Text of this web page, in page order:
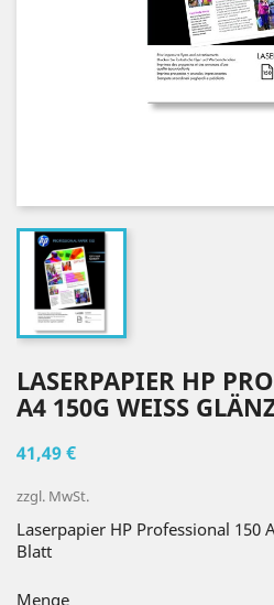
LASERPAPIER HP
A4 150G WEISS
41,49 €
zzgl. MwSt.
Laserpapier HP Professional 150
Blatt
Menge